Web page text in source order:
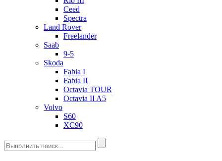
Ceed
Spectra
Land Rover
Freelander
Saab
9-5
Skoda
Fabia I
Fabia II
Octavia TOUR
Octavia II A5
Volvo
S60
XC90